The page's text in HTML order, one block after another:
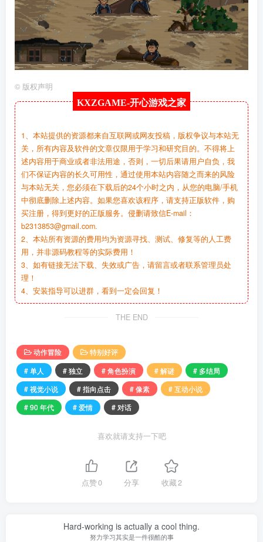
© 版权声明
KXZGAME-开心游戏之家
1、本站提供的资源都来自互联网或网友投稿，版权争议与本站无
关，所有内容及软件的文章仅限用于学习和研究目的。不得将上
述内容用于商业或者非法用途，否则，一切后果请用户自负，我
们不保证内容的长久可用性，通过使用本站内容随之而来的风险
与本站无关，您必须在下载后的24个小时之内，从您的电脑/手机
中彻底删除上述内容。如果您喜欢该程序，请支持正版软件，购
买注册，得到更好的正版服务。侵删请致信E-mail：
b2313853@gmail.com.
2、本站所有资源的费用均为资源寻找、测试、修复等的人工费
用，并非源码教程等的实际费用！
3、如有链接无法下载、失效或广告，请留言或者联系管理员处
理！
4、安装指导可以进群，看到一定会回复！
THE END
动作冒险
特别好评
# 单人
# 独立 # 角色扮演 # 解谜
# 多结局
# 视觉小说
# 指向点击 # 像素
# 互动小说
# 90 年代
# 爱情 # 对话
喜欢就请支持一下吧
点赞0 分享 收藏2
Hard-working is actually a cool thing.
努力学习其实是一件很酷的事